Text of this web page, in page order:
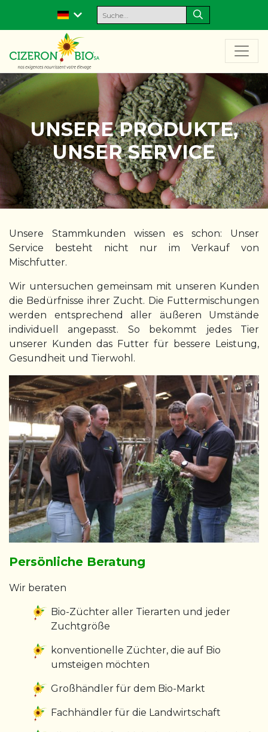
UNSERE PRODUKTE,
UNSER SERVICE
Unsere Stammkunden wissen es schon: Unser
Service besteht nicht nur im Verkauf von
Mischfutter.
Wir untersuchen gemeinsam mit unseren Kunden
die Bedürfnisse ihrer Zucht. Die Futtermischungen
werden entsprechend aller äußeren Umstände
individuell angepasst. So bekommt jedes Tier
unserer Kunden das Futter für bessere Leistung,
Gesundheit und Tierwohl.
Persönliche Beratung
Wir beraten
Bio-Züchter aller Tierarten und jeder
Zuchtgröße
konventionelle Züchter, die auf Bio
umsteigen möchten
Großhändler für dem Bio-Markt
Fachhändler für die Landwirtschaft